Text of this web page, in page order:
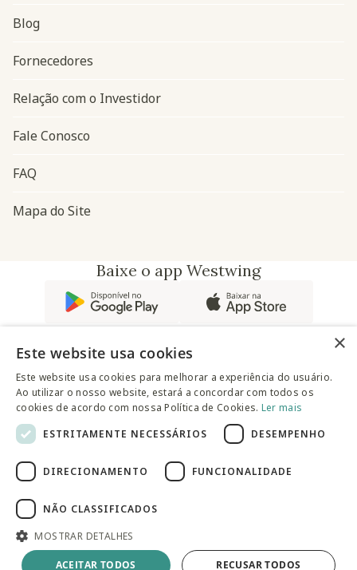
Adicionar à sacola
Navegação do rodapé
Blog
Fornecedores
Relação com o Investidor
Fale Conosco
FAQ
Mapa do Site
Baixe o app Westwing
@westwingbr
Somos uma empresa certificada
© 2025 Westwing Comércio Varejista S.A WESTWING
Av. Queiroz Filho, 1700 - Torre A 5° andar - Vila Hamburguesa -
São Paulo
×
Este website usa cookies
Este website usa cookies para melhorar a experiência do usuário.
Ao utilizar o nosso website, estará a concordar com todos os
cookies de acordo com nossa Política de Cookies. Ler mais
ESTRITAMENTE NECESSÁRIOS
DESEMPENHO
DIRECIONAMENTO FUNCIONALIDADE
NÃO CLASSIFICADOS
MOSTRAR DETALHES
ACEITAR TODOS RECUSAR TODOS